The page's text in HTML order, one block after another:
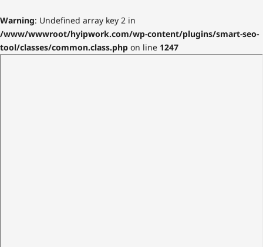
Warning: Undefined array key 2 in
/www/wwwroot/hyipwork.com/wp-content/plugins/smart-seo-
tool/classes/common.class.php on line 1247